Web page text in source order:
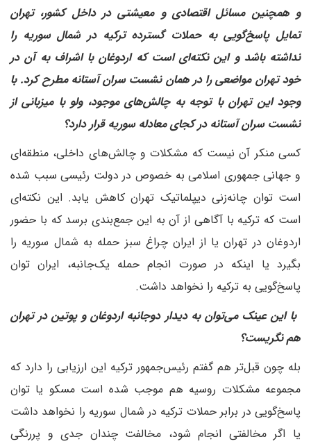
و همچنین مسائل اقتصادی و معیشتی در داخل کشور، تهران
تمایل پاسخ‌گویی به حملات گسترده ترکیه در شمال سوریه را
نداشته باشد و این نکته‌ای است که اردوغان با اشراف به آن در
خود تهران مواضعی را در همان نشست سران آستانه مطرح کرد. با
وجود این تهران با توجه به چالش‌های موجود، ولو با میزبانی از
نشست سران آستانه در کجای معادله سوریه قرار دارد؟
کسی منکر آن نیست که مشکلات و چالش‌های داخلی، منطقه‌ای
و جهانی جمهوری اسلامی به خصوص در دولت رئیسی سبب شده
است توان چانه‌زنی دیپلماتیک تهران کاهش یابد. این نکته‌ای
است که ترکیه با آگاهی از آن به این جمع‌بندی برسد که با حضور
اردوغان در تهران یا از ایران چراغ سبز حمله به شمال سوریه را
بگیرد یا اینکه در صورت انجام حمله یک‌جانبه، ایران توان
پاسخ‌گویی به ترکیه را نخواهد داشت.
‌ با این عینک می‌توان به دیدار دوجانبه اردوغان و پوتین در تهران
هم نگریست؟
بله چون قبل‌تر هم گفتم رئیس‌جمهور ترکیه این ارزیابی را دارد که
مجموعه مشکلات روسیه هم موجب شده است مسکو یا توان
پاسخ‌گویی در برابر حملات ترکیه در شمال سوریه را نخواهد داشت
یا اگر مخالفتی انجام شود، مخالفت چندان جدی و پررنگی